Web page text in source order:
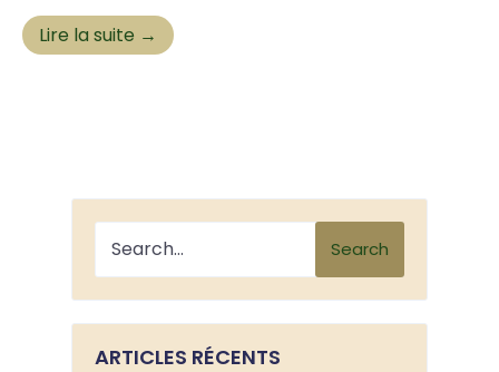
Lire la suite →
Search
ARTICLES RÉCENTS